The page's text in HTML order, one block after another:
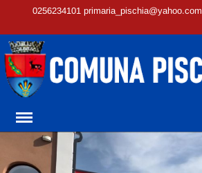
0256234101 primaria_pischia@yahoo.com